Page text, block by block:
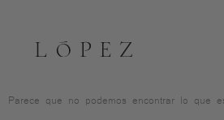
Parece que no podemos encontrar lo que